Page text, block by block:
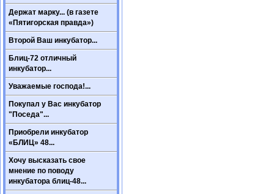
Держат марку... (в газете
«Пятигорская правда»)
Второй Ваш инкубатор...
Блиц-72 отличный
инкубатор...
Уважаемые господа!...
Покупал у Вас инкубатор
"Поседа"...
Приобрели инкубатор
«БЛИЦ» 48...
Хочу высказать свое
мнение по поводу
инкубатора блиц-48...